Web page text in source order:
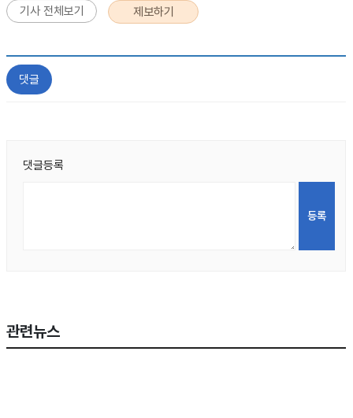
기사 전체보기 제보하기
댓글
댓글등록
관련뉴스